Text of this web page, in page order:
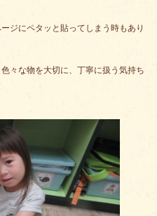
ジにペタッと貼ってしまう時もあり
々な物を大切に、丁寧に扱う気持ち